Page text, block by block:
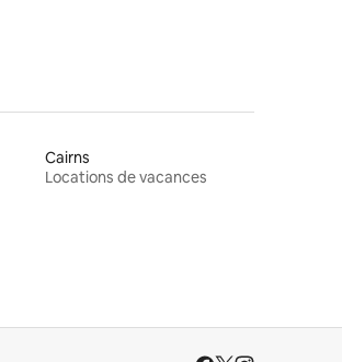
Cairns
Locations de vacances